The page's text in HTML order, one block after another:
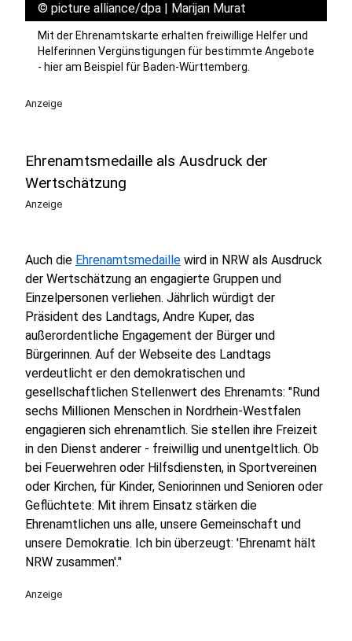
© picture alliance/dpa | Marijan Murat
Mit der Ehrenamtskarte erhalten freiwillige Helfer und
Helferinnen Vergünstigungen für bestimmte Angebote
- hier am Beispiel für Baden-Württemberg.
Anzeige
Ehrenamtsmedaille als Ausdruck der
Wertschätzung
Anzeige
Auch die Ehrenamtsmedaille wird in NRW als Ausdruck
der Wertschätzung an engagierte Gruppen und
Einzelpersonen verliehen. Jährlich würdigt der
Präsident des Landtags, Andre Kuper, das
außerordentliche Engagement der Bürger und
Bürgerinnen. Auf der Webseite des Landtags
verdeutlicht er den demokratischen und
gesellschaftlichen Stellenwert des Ehrenamts: "Rund
sechs Millionen Menschen in Nordrhein-Westfalen
engagieren sich ehrenamtlich. Sie stellen ihre Freizeit
in den Dienst anderer - freiwillig und unentgeltlich. Ob
bei Feuerwehren oder Hilfsdiensten, in Sportvereinen
oder Kirchen, für Kinder, Seniorinnen und Senioren oder
Geflüchtete: Mit ihrem Einsatz stärken die
Ehrenamtlichen uns alle, unsere Gemeinschaft und
unsere Demokratie. Ich bin überzeugt: 'Ehrenamt hält
NRW zusammen'."
Anzeige